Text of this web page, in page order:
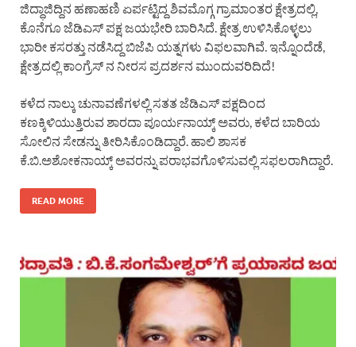
ಜಿದ್ಧಾಜಿದ್ದಿನ ಹಣಾಹಣಿ ಏರ್ಪಟ್ಟಿದ್ದ ಶಿವಮೊಗ್ಗ ಗ್ರಾಮಾಂತರ ಕ್ಷೇತ್ರದಲ್ಲಿ,
ಕೊನೆಗೂ ಜೆಡಿಎಸ್ ಪಕ್ಷ ಜಯಭೇರಿ ಬಾರಿಸಿದೆ. ಕ್ಷೇತ್ರ ಉಳಿಸಿಕೊಳ್ಳಲು
ಭಾರೀ ಕಸರತ್ತು ನಡೆಸಿದ್ದ ಬಿಜೆಪಿ ಯತ್ನಗಳು ವಿಫಲವಾಗಿವೆ. ಇನ್ನೊಂದೆಡೆ,
ಕ್ಷೇತ್ರದಲ್ಲಿ ಕಾಂಗ್ರೆಸ್ ನ ನೀರಸ ಪ್ರದರ್ಶನ ಮುಂದುವರಿದಿದೆ!
ಕಳೆದ ನಾಲ್ಕು ಚುನಾವಣೆಗಳಲ್ಲಿ ಸತತ ಜೆಡಿಎಸ್ ಪಕ್ಷದಿಂದ
ಕಣಕ್ಕಿಳಿಯುತ್ತಿರುವ ಶಾರದಾ ಪೂರ್ಯನಾಯ್ಕ್ ಅವರು, ಕಳೆದ ಬಾರಿಯ
ಸೋಲಿನ ಸೇಡನ್ನು ತೀರಿಸಿಕೊಂಡಿದ್ದಾರೆ. ಹಾಲಿ ಶಾಸಕ
ಕೆ.ಬಿ.ಅಶೋಕನಾಯ್ಕ್ ಅವರನ್ನು ಪರಾಭವಗೊಳಿಸುವಲ್ಲಿ ಸಫಲರಾಗಿದ್ದಾರೆ.
READ MORE